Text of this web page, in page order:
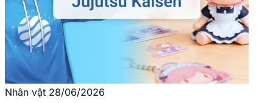
Nhân vật 28/06/2026